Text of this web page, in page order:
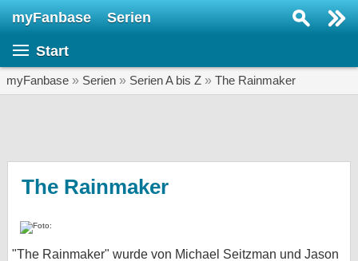
myFanbase Serien
Start
myFanbase » Serien » Serien A bis Z » The Rainmaker
The Rainmaker
"The Rainmaker" wurde von Michael Seitzman und Jason
SERIEN